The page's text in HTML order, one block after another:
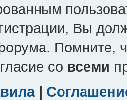
Вы
Помните,
со всеми
|